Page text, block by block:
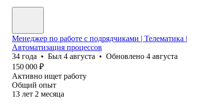
Менеджер по работе с подрядчиками | Телематика |
Автоматизация процессов
34 года • Был 4 августа • Обновлено 4 августа
150 000 ₽
Активно ищет работу
Общий опыт
13 лет 2 месяца